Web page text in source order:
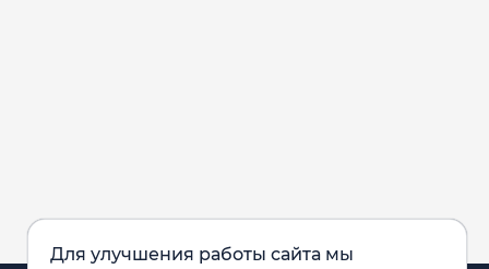
Для улучшения работы сайта мы